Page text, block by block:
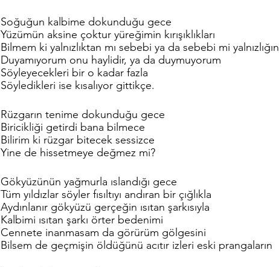
Soğuğun kalbime dokunduğu gece
Yüzümün aksine çoktur yüreğimin kırışıklıkları
Bilmem ki yalnızlıktan mı sebebi ya da sebebi mi yalnızlığın
Duyamıyorum onu haylidir, ya da duymuyorum
Söyleyecekleri bir o kadar fazla
Söyledikleri ise kısalıyor gittikçe.
Rüzgarın tenime dokunduğu gece
Biricikliği getirdi bana bilmece
Bilirim ki rüzgar bitecek sessizce
Yine de hissetmeye değmez mi?
Gökyüzünün yağmurla ıslandığı gece
Tüm yıldızlar söyler fısıltıyı andıran bir çığlıkla
Aydınlanır gökyüzü gerçeğin ısıtan şarkısıyla
Kalbimi ısıtan şarkı örter bedenimi
Cennete inanmasam da görürüm gölgesini
Bilsem de geçmişin öldüğünü acıtır izleri eski prangaların